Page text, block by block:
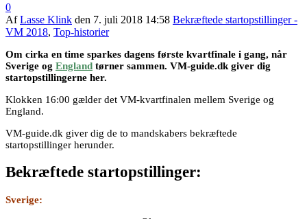
0
AfLasse Klink den 7. juli 2018 14:58 Bekræftede startopstillinger -
VM 2018, Top-historier
Om cirka en time sparkes dagens første kvartfinale i gang, når
Sverige og England tørner sammen. VM-guide.dk giver dig
startopstillingerne her.
Klokken 16:00 gælder det VM-kvartfinalen mellem Sverige og
England.
VM-guide.dk giver dig de to mandskabers bekræftede
startopstillinger herunder.
Bekræftede startopstillinger:
Sverige: